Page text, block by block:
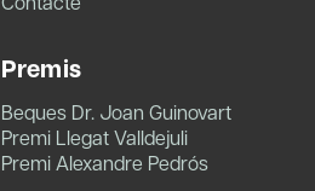
Premis
Beques Dr. Joan Guinovart
Premi Llegat Valldejuli
Premi Alexandre Pedrós